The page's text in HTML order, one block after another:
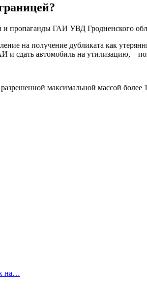
пропаганды ГАИ УВД Гродненского
на получение дубликата как
и сдать автомобиль на утилизацию, –
максимальной массой более
на…